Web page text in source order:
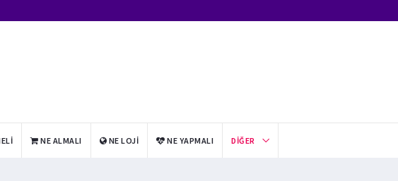
NE ALMALI NE LOJI NE YAPMALI DIĞER